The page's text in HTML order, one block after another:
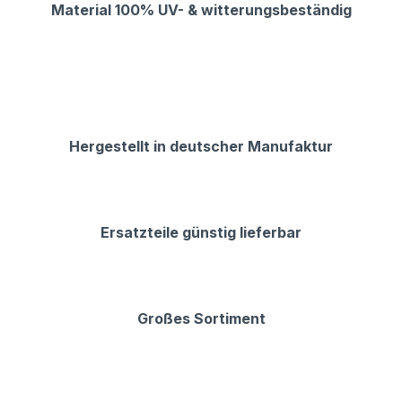
Material 100% UV- & witterungsbeständig
Hergestellt in deutscher Manufaktur
Ersatzteile günstig lieferbar
Großes Sortiment